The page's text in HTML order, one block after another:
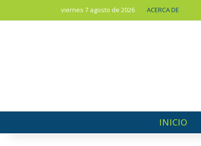
viernes 7 agosto de 2026 ACERCA DE
INICIO